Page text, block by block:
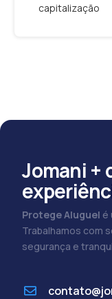
capitalização
Jomani +
Protege Aluguel é
Trabalhamos com
segurança e